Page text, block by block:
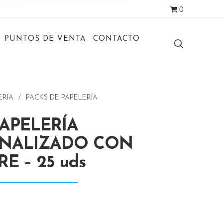
0
PUNTOS DE VENTA CONTACTO
/ PACKS DE PAPELERÍA
CON
– 25 uds